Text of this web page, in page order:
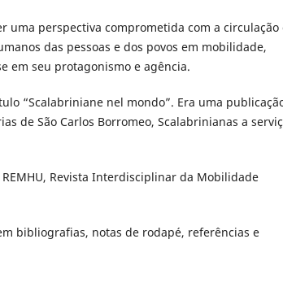
uma perspectiva comprometida com a circulação
das pessoas e dos povos em mobilidade,
em seu protagonismo e agência.
“Scalabriniane nel mondo”. Era uma
de São Carlos Borromeo, Scalabrinianas a
Revista Interdisciplinar da Mobilidade
bibliografias, notas de rodapé, referências e